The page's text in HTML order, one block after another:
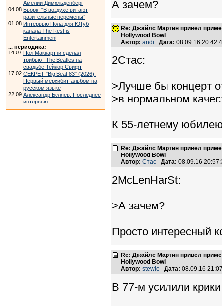
Амелии Димольденберг
04.08 Бьорк: “В воздухе витают
разительные перемены”
01.08 Интервью Пола для ЮТуб
канала The Rest is
Entertainment
... периодика:
14.07 Пол Маккартни сделал
трибьют The Beatles на
свадьбе Тейлор Свифт
17.02 СЕКРЕТ "Big Beat 83" (2026).
Первый мерсибит-альбом на
русском языке
22.09 Александр Беляев. Последнее
интервью
А зачем?
Re: Джайлс Мартин привел
Hollywood Bowl
Автор: andi Дата: 08.09.16
2Стас:
>Лучше бы концерт
>в нормальном
К 55-летнему
Re: Джайлс Мартин привел
Hollywood Bowl
Автор: Стас Дата: 08.09.16
2McLenHarSt:
>А зачем?
Просто интересный
Re: Джайлс Мартин привел
Hollywood Bowl
Автор: stewie Дата: 08.09.16
В 77-м усилили